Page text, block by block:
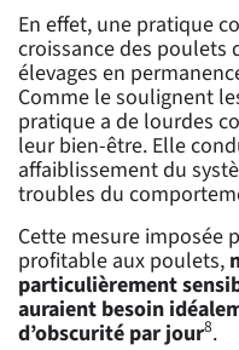
En effet, une pratique
croissance des poulets
élevages en
Comme le soulignent
pratique a de lourdes
leur bien-être. Elle
affaiblissement du
troubles du
Cette mesure imposée
profitable aux poulets,
particulièrement
auraient besoin
d’obscurité par jour8.